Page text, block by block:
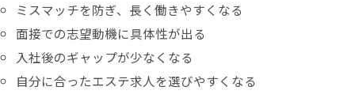
ミスマッチを防ぎ、長く働きやすくなる
面接での志望動機に具体性が出る
入社後のギャップが少なくなる
自分に合ったエステ求人を選びやすくなる